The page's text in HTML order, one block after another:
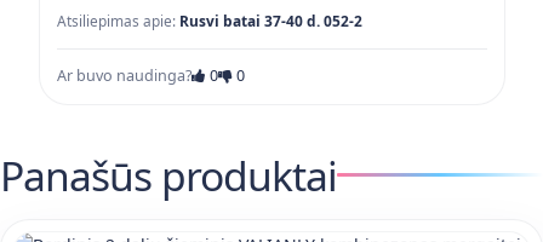
Atsiliepimas apie: Rusvi batai 37-40 d. 052-2
Ar buvo naudinga? 0 0
Panašūs produktai